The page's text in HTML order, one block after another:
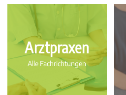
Arztpraxen
Alle Fachrichtungen